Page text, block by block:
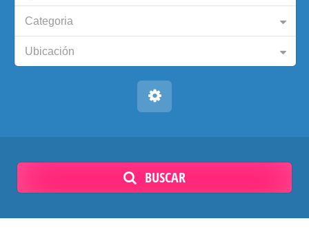
Categoria
Ubicación
BUSCAR